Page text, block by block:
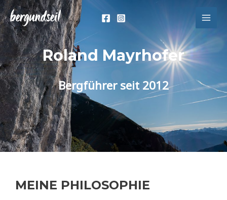
Zum
Inhalt
springen
Roland Mayrhofer
Bergführer seit 2012
MEINE PHILOSOPHIE